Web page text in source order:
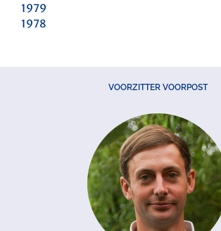
1979
1978
VOORZITTER VOORPOST